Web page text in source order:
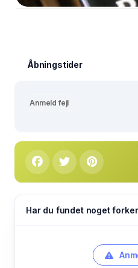
Åbningstider
Anmeld fejl
Har du fundet noget